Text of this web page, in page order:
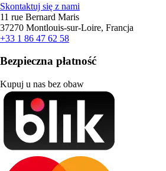
Skontaktuj się z nami
11 rue Bernard Maris
37270 Montlouis-sur-Loire, Francja
+33 1 86 47 62 58
Bezpieczna płatność
Kupuj u nas bez obaw